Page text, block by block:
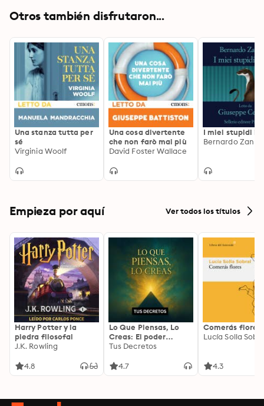
Otros también disfrutaron...
Una stanza tutta per
sé
Virginia Woolf
Una cosa divertente
che non farò mai più
David Foster Wallace
I miei stupidi
Bernardo
Empieza por aquí Ver todos los títulos
Harry Potter y la
piedra filosofal
J.K. Rowling
4.8
Lo Que Piensas, Lo
Creas: El poder
invisible de tus
tu energía para
Tus Decretos
4.7
Comerás flores
Lucía Solla
4.3